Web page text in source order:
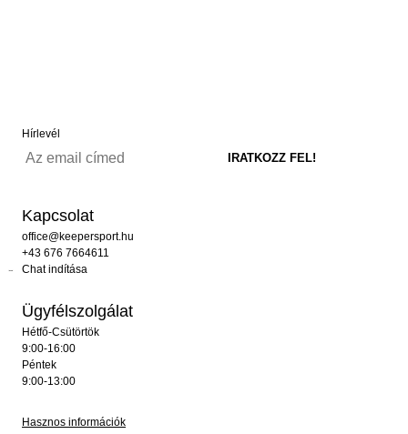
Hírlevél
Kapcsolat
office@keepersport.hu
+43 676 7664611
Chat indítása
Ügyfélszolgálat
Hétfő-Csütörtök
9:00-16:00
Péntek
9:00-13:00
Hasznos információk